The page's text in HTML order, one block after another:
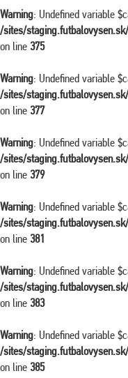
Warning: Undefined variable
/sites/
on line 375
Warning: Undefined variable
/sites/
on line 377
Warning: Undefined variable
/sites/
on line 379
Warning: Undefined variable
/sites/
on line 381
Warning: Undefined variable
/sites/
on line 383
Warning: Undefined variable
/sites/
on line 385